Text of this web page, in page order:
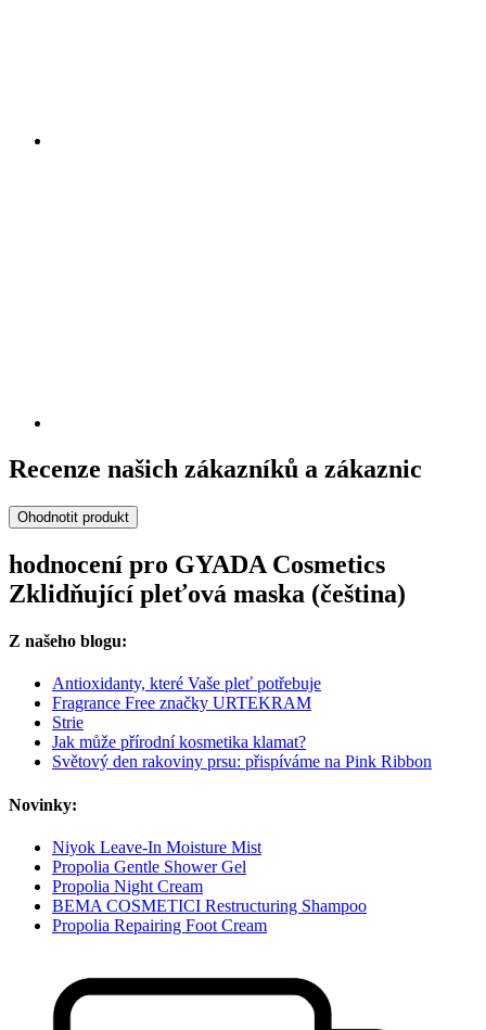
Recenze našich zákazníků a zákaznic
Ohodnotit produkt
hodnocení pro GYADA Cosmetics
Zklidňující pleťová maska (čeština)
Z našeho blogu:
Antioxidanty, které Vaše pleť potřebuje
Fragrance Free značky URTEKRAM
Strie
Jak může přírodní kosmetika klamat?
Světový den rakoviny prsu: přispíváme na Pink Ribbon
Novinky:
Niyok Leave-In Moisture Mist
Propolia Gentle Shower Gel
Propolia Night Cream
BEMA COSMETICI Restructuring Shampoo
Propolia Repairing Foot Cream